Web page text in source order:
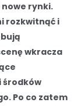
rynki.
rozkwitnąć i
wkracza
środków
Po co zatem